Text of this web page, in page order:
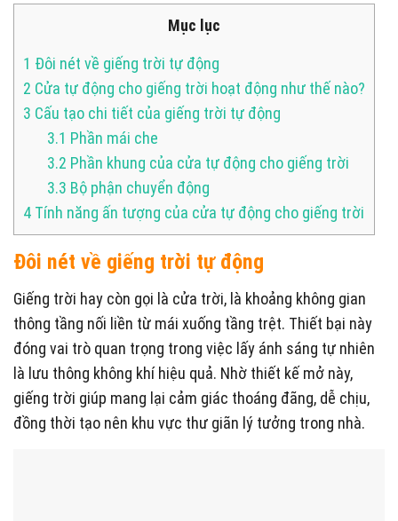
Mục lục
1 Đôi nét về giếng trời tự động
2 Cửa tự động cho giếng trời hoạt động như thế nào?
3 Cấu tạo chi tiết của giếng trời tự động
3.1 Phần mái che
3.2 Phần khung của cửa tự động cho giếng trời
3.3 Bộ phận chuyển động
4 Tính năng ấn tượng của cửa tự động cho giếng trời
Đôi nét về giếng trời tự động
Giếng trời hay còn gọi là cửa trời, là khoảng không gian
thông tầng nối liền từ mái xuống tầng trệt. Thiết bại này
đóng vai trò quan trọng trong việc lấy ánh sáng tự nhiên
là lưu thông không khí hiệu quả. Nhờ thiết kế mở này,
giếng trời giúp mang lại cảm giác thoáng đãng, dễ chịu,
đồng thời tạo nên khu vực thư giãn lý tưởng trong nhà.